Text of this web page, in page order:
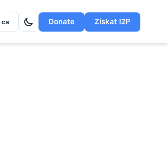
cs Donate Získat I2P